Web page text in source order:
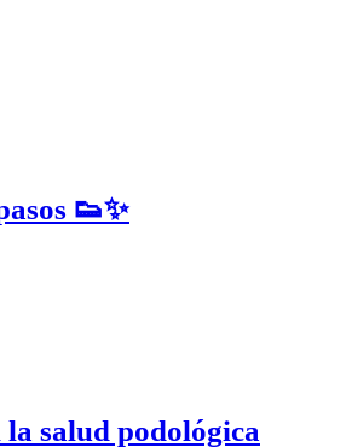
👟✨
salud podológica